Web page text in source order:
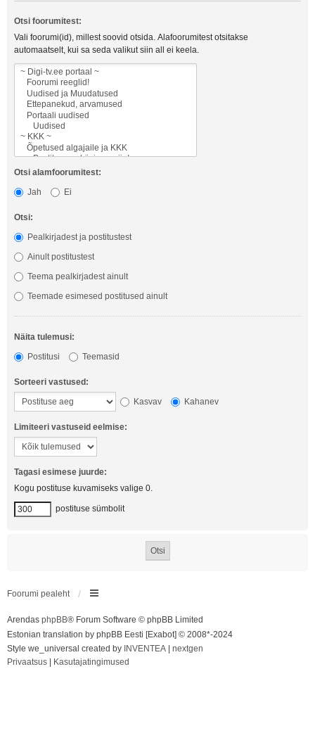
Otsi foorumitest:
Vali foorumi(id), millest soovid otsida. Alafoorumitest otsitakse
automaatselt, kui sa seda valikut siin all ei keela.
Otsi alamfoorumitest:
Jah
Ei
Otsi:
Pealkirjadest ja postitustest
Ainult postitustest
Teema pealkirjadest ainult
Teemade esimesed postitused ainult
Näita tulemusi:
Postitusi
Teemasid
Sorteeri vastused:
Kasvav
Kahanev
Limiteeri vastuseid eelmise:
Tagasi esimese juurde:
Kogu postituse kuvamiseks valige 0.
postituse sümbolit
Foorumi pealeht
Arendas phpBB® Forum Software © phpBB Limited
Estonian translation by phpBB Eesti [Exabot] © 2008*-2024
Style we_universal created by INVENTEA
nextgen
Privaatsus
Kasutajatingimused